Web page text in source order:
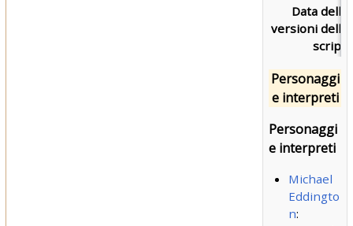
Data delle
versioni dello
script:
Personaggi
e interpreti
Personaggi
e interpreti
Michael
Eddingto
n: